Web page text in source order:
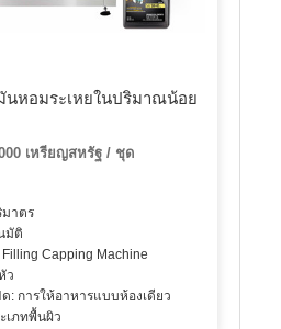
นหอมระเหยในปริมาณน้อย
เหรียญสหรัฐ / ชุด
มาตร
มัติ
Capping Machine
ว
: การให้อาหารแบบห้องเดียว
เภทพื้นผิว